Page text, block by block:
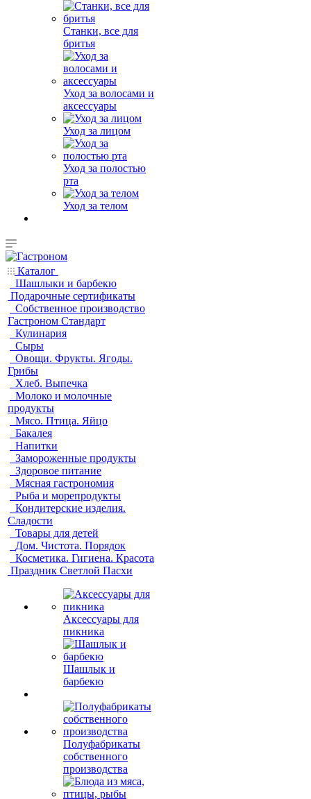
Станки, все для
бритья
Уход за волосами и
аксессуары
Уход за лицом
Уход за полостью
рта
Уход за телом
Каталог
Шашлыки и барбекю
Подарочные сертификаты
Собственное производство
Гастроном Стандарт
Кулинария
Сыры
Овощи. Фрукты. Ягоды.
Грибы
Хлеб. Выпечка
Молоко и молочные
продукты
Мясо. Птица. Яйцо
Бакалея
Напитки
Замороженные продукты
Здоровое питание
Мясная гастрономия
Рыба и морепродукты
Кондитерские изделия.
Сладости
Товары для детей
Дом. Чистота. Порядок
Косметика. Гигиена. Красота
Праздник Светлой Пасхи
Аксессуары для
пикника
Шашлык и
барбекю
Полуфабрикаты
собственного
производства